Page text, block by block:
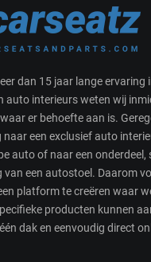
dan 15 jaar lange ervaring
auto interieurs weten wij
er behoefte aan is.
naar een exclusief auto
auto of naar een onderdeel,
van een autostoel. Daarom
platform te creëren waar
producten kunnen
dak en eenvoudig direct